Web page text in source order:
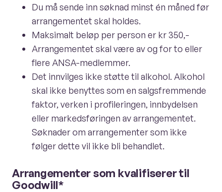
Du må sende inn søknad minst én måned før
arrangementet skal holdes.
Maksimalt beløp per person er kr 350,-
Arrangementet skal være av og for to eller
flere ANSA-medlemmer.
Det innvilges ikke støtte til alkohol. Alkohol
skal ikke benyttes som en salgsfremmende
faktor, verken i profileringen, innbydelsen
eller markedsføringen av arrangementet.
Søknader om arrangementer som ikke
følger dette vil ikke bli behandlet.
Arrangementer som kvalifiserer til
Goodwill*